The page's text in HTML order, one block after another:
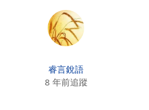
睿言銳語
8 年前追蹤